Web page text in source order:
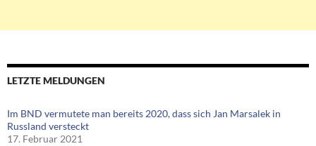
LETZTE MELDUNGEN
Im BND vermutete man bereits 2020, dass sich Jan Marsalek in
Russland versteckt
17. Februar 2021